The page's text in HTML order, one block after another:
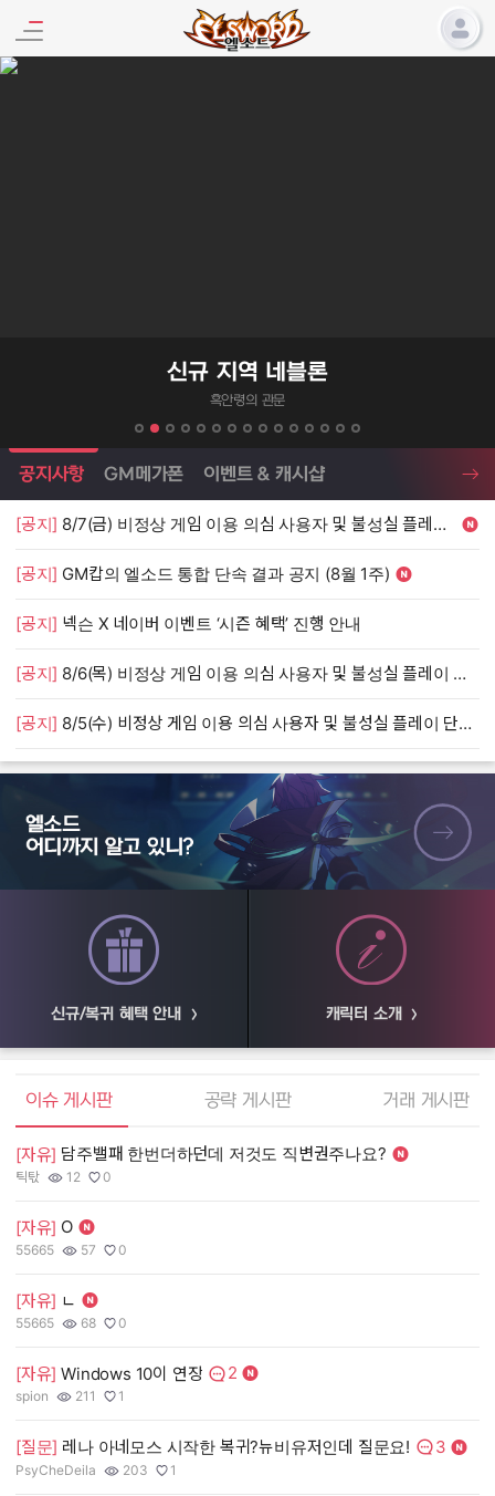
엘소드 프로모션
신규 지역 네블론
흑안령의 관문
엘소드 소식
공지사항 GM메가폰 이벤트 & 캐시샵
[공지] 8/7(금) 비정상 게임 이용 의심 사용자 및 불성실 플레이 단속 안내
[공지] GM캅의 엘소드 통합 단속 결과 공지 (8월 1주)
[공지] 넥슨 X 네이버 이벤트 ‘시즌 혜택’ 진행 안내
[공지] 8/6(목) 비정상 게임 이용 의심 사용자 및 불성실 플레이 단속 안내
[공지] 8/5(수) 비정상 게임 이용 의심 사용자 및 불성실 플레이 단속 안내
엘소드 어디까지 알고 있니?
신규/복귀 혜택 안내 캐릭터 소개
엘소드 커뮤니티
이슈 게시판 공략 게시판 거래 게시판
[자유] 담주밸패 한번더하던데 저것도 직변권주나요?
작성자:
틱탃
조회수:
12
추천수:
0
[자유] O
작성자:
55665
조회수:
57
추천수:
0
[자유] ㄴ
작성자:
55665
조회수:
68
추천수:
0
[자유] Windows 10이 연장 댓글수:
2
작성자:
spion
조회수:
211
추천수:
1
[질문] 레나 아네모스 시작한 복귀?뉴비유저인데 질문요! 댓글수:
3
작성자:
PsyCheDeila
조회수:
203
추천수:
1